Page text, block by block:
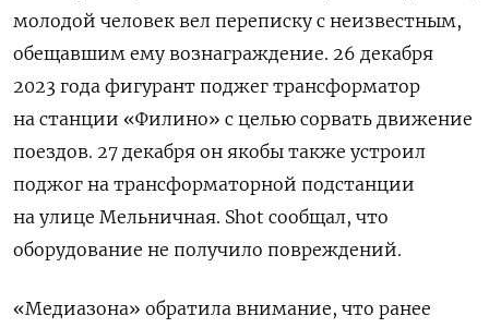
молодой человек вел переписку с неизвестным,
обещавшим ему вознаграждение. 26 декабря
2023 года фигурант поджег трансформатор
на станции «Филино» с целью сорвать движение
поездов. 27 декабря он якобы также устроил
поджог на трансформаторной подстанции
на улице Мельничная. Shot сообщал, что
оборудование не получило повреждений.
«Медиазона» обратила внимание, что ранее